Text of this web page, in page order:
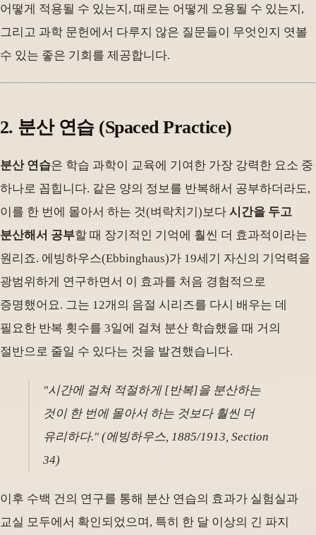
어떻게 적용될 수 있는지, 때로는 어떻게 오용될 수 있는지,
그리고 과학 문헌에서 다루지 않은 질문들이 무엇인지 엿볼
수 있는 좋은 기회를 제공합니다.
2. 분산 연습 (Spaced Practice)
분산 연습은 학습 과학이 교육에 기여한 가장 강력한 요소 중
하나로 꼽힙니다. 같은 양의 정보를 반복해서 공부하더라도,
이를 한 번에 몰아서 하는 것(벼락치기)보다 시간을 두고
분산해서 공부할 때 장기적인 기억에 훨씬 더 효과적이라는
원리죠. 에빙하우스(Ebbinghaus)가 19세기 자신의 기억력을
광범위하게 연구하면서 이 효과를 처음 경험적으로
증명했어요. 그는 12개의 음절 시리즈를 다시 배우는 데
필요한 반복 횟수를 3일에 걸쳐 분산 학습했을 때 거의
절반으로 줄일 수 있다는 것을 발견했습니다.
"시간에 걸쳐 적절하게 [반복]을 분산하는
것이 한 번에 몰아서 하는 것보다 훨씬 더
유리하다." (에빙하우스, 1885/1913, Section
34)
이후 수백 건의 연구를 통해 분산 연습의 효과가 실험실과
교실 모두에서 확인되었으며, 특히 한 달 이상의 긴 파지